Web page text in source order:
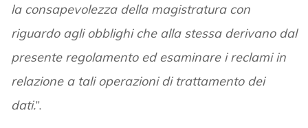
la consapevolezza della magistratura con
riguardo agli obblighi che alla stessa derivano dal
presente regolamento ed esaminare i reclami in
relazione a tali operazioni di trattamento dei
dati.”.